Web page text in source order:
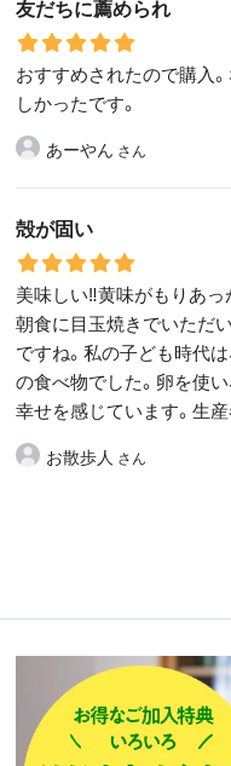
友だちに薦められ
おすすめされたので購入
しかったです。
あーやん
殻が固い
美味しい‼黄味がもりあっ
朝食に目玉焼きでいただ
ですね。私の子ども時代
の食べ物でした。卵を使
幸せを感じています。生産
お散歩人